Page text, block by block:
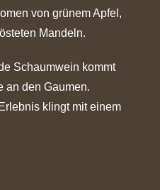
von grünem Apfel,
Mandeln.
Schaumwein kommt
an den Gaumen.
klingt mit einem